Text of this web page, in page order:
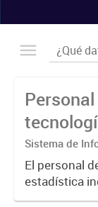
Sistema de
Tecnología
El personal
estadística
personas